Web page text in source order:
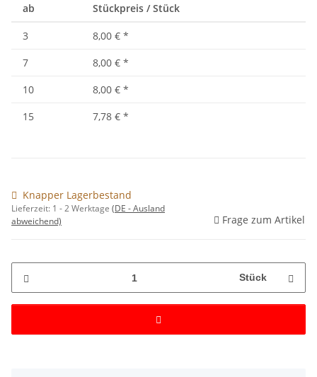
ab Stückpreis / Stück
3 8,00 € *
7
8,00 € *
10
8,00 € *
15
7,78 € *
Knapper Lagerbestand
Lieferzeit: 1 - 2 Werktage (DE - Ausland
abweichend)
Frage zum Artikel
Stück